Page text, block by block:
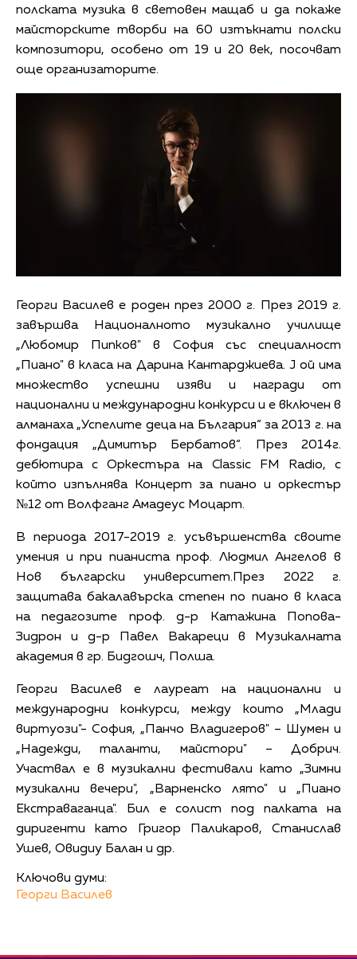
полската музика в световен мащаб и да покаже
майсторските творби на 60 изтъкнати полски
композитори, особено от 19 и 20 век, посочват
още организаторите.
Георги Василев е роден през 2000 г. През 2019 г.
завършва Националното музикално училище
„Любомир Пипков" в София със специалност
„Пиано" в класа на Дарина Кантарджиева. J ой има
множество успешни изяви и награди от
национални и международни конкурси и е включен в
алманаха „Успелите деца на България“ за 2013 г. на
фондация „Димитър Бербатов“. През 2014г.
дебютира с Оркестъра на Classic FM Radio, с
който изпълнява Концерт за пиано и оркестър
№12 от Волфганг Амадеус Моцарт.
В периода 2017-2019 г. усъвършенства своите
умения и при пианиста проф. Людмил Ангелов в
Нов български университет.През 2022 г.
защитава бакалавърска степен по пиано в класа
на педагозите проф. д-р Катажина Попова-
Зидрон и д-р Павел Вакареци в Музикалната
академия в гр. Бидгошч, Полша.
Георги Василев е лауреат на национални и
международни конкурси, между които „Млади
виртуози"- София, „Панчо Владигеров" – Шумен и
„Надежди, таланти, майстори" – Добрич.
Участвал е в музикални фестивали като „Зимни
музикални вечери", „Варненско лято" и „Пиано
Екстраваганца". Бил е солист под палката на
диригенти като Григор Паликаров, Станислав
Ушев, Овидиу Балан и др.
Ключови думи:
Георги Василев